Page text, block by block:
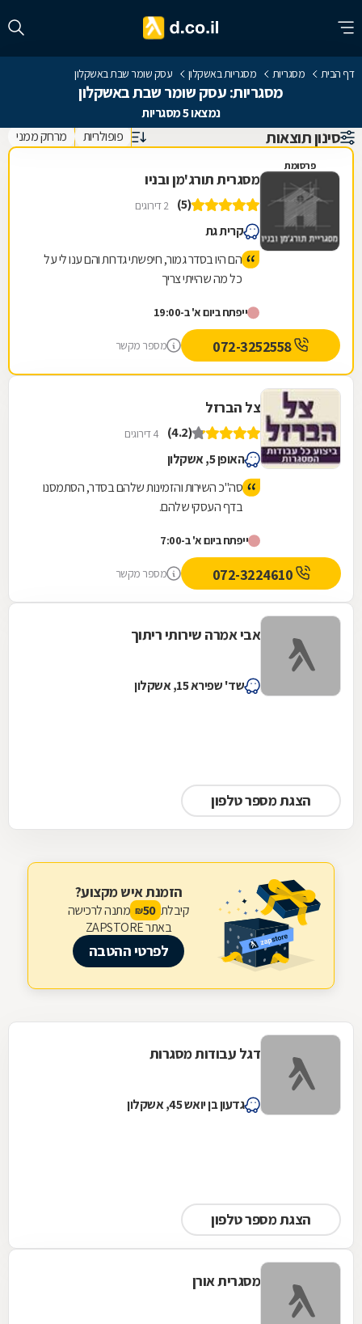
דף הבית מסגריות מסגריות באשקלון עסק שומר שבת באשקלון
מסגריות: עסק שומר שבת באשקלון
נמצאו 5 מסגריות
סינון תוצאות פופולריות מרחק ממני
פרסומת
מסגרית תורג'מן ובניו
(5) 2 דירוגים
קרית גת
הם היו בסדר גמור, חיפשתי גדרות והם ענו לי על
כל מה שהייתי צריך
ייפתח ביום א' ב-19:00
072-3252558 מספר מקשר
צל הברזל
(4.2) 4 דירוגים
האופן 5, אשקלון
סה"כ השירות והזמינות שלהם בסדר, הסתמסנו
בדף העסקי שלהם.
ייפתח ביום א' ב-7:00
מספר מקשר
אבי אמרה שירותי ריתוך
שד' שפירא 15, אשקלון
הצגת מספר טלפון
הזמנת איש מקצוע?
קיבלת 50
₪ מתנה לרכישה
באתר ZAPSTORE
לפרטי ההטבה
דגל עבודות מסגרות
גדעון בן יואש 45, אשקלון
הצגת מספר טלפון
מסגרית אורן